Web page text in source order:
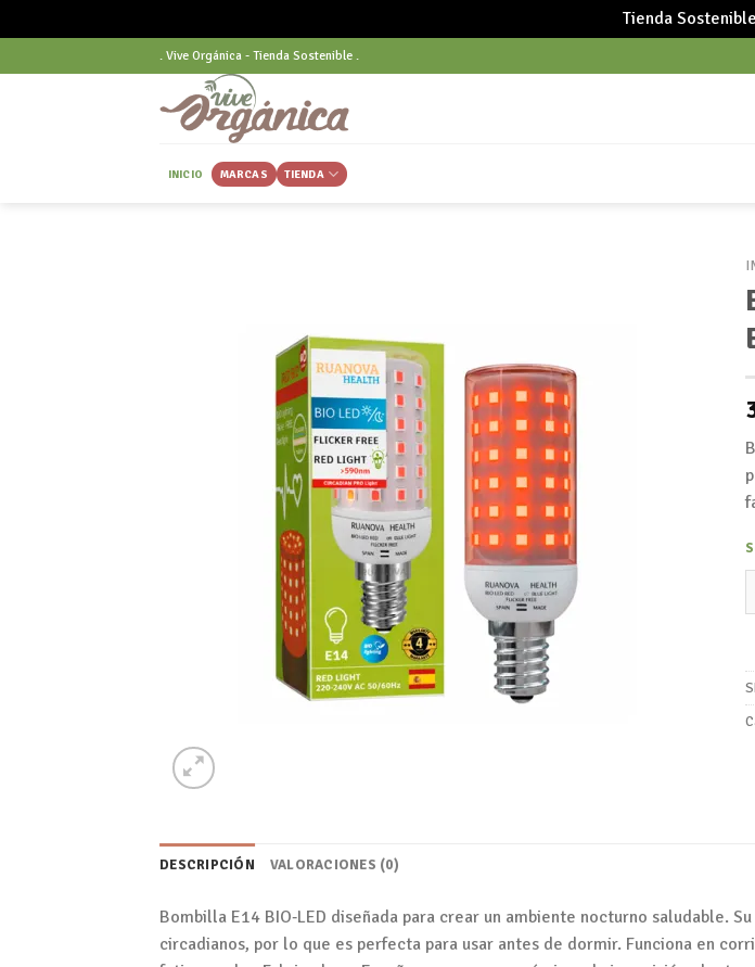
Tienda Sostenible
to
. Vive Orgánica - Tienda Sostenible .
INICIO MARCAS TIENDA
DESCRIPCIÓN VALORACIONES (0)
Bombilla E14 BIO‑LED diseñada para crear un ambiente nocturno saludable.
circadianos, por lo que es perfecta para usar antes de dormir. Funciona en